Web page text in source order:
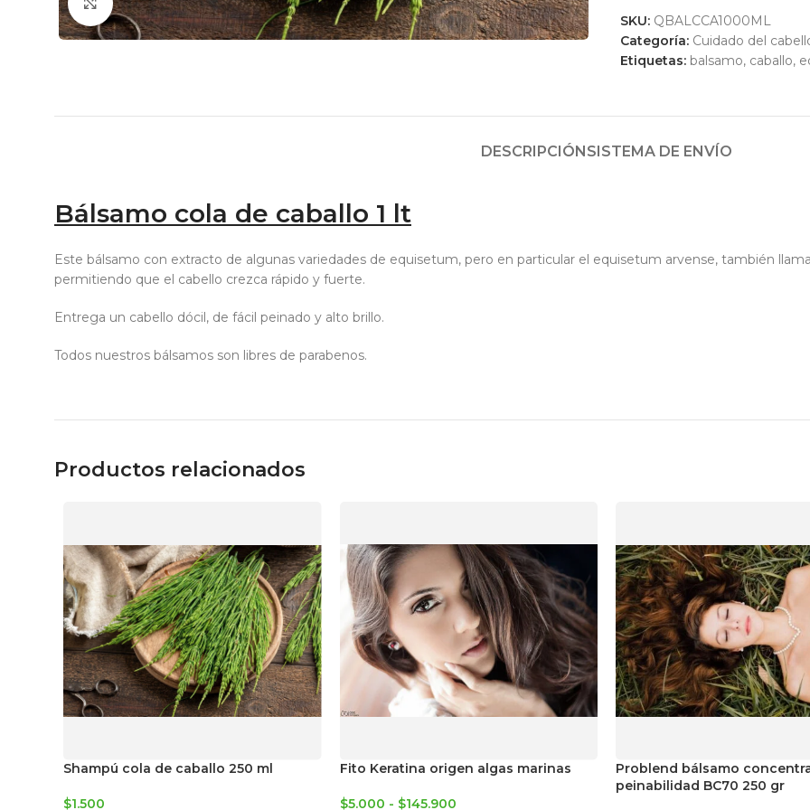
SKU: QBALCCA1000ML
Categoría: Cuidado del
Etiquetas: balsamo, caballo,
DESCRIPCIÓNSISTEMA DE ENVÍO
Bálsamo cola de caballo 1 lt
Este bálsamo con extracto de algunas variedades de equisetum, pero en particular el equisetum arvense, también
permitiendo que el cabello crezca rápido y fuerte.
Entrega un cabello dócil, de fácil peinado y alto brillo.
Todos nuestros bálsamos son libres de parabenos.
Productos relacionados
Shampú cola de caballo 250 ml
$1.500
Fito Keratina origen algas marinas
$5.000 - $145.900
Problend bálsamo
peinabilidad BC70 250 gr